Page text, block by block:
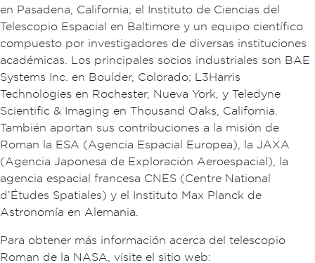
en Pasadena, California; el Instituto de Ciencias del
Telescopio Espacial en Baltimore y un equipo científico
compuesto por investigadores de diversas instituciones
académicas. Los principales socios industriales son BAE
Systems Inc. en Boulder, Colorado; L3Harris
Technologies en Rochester, Nueva York, y Teledyne
Scientific & Imaging en Thousand Oaks, California.
También aportan sus contribuciones a la misión de
Roman la ESA (Agencia Espacial Europea), la JAXA
(Agencia Japonesa de Exploración Aeroespacial), la
agencia espacial francesa CNES (Centre National
d’Études Spatiales) y el Instituto Max Planck de
Astronomía en Alemania.
Para obtener más información acerca del telescopio
Roman de la NASA, visite el sitio web: